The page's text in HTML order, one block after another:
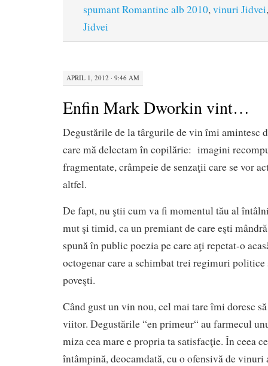
spumant Romantine alb 2010,vinuri Jidvei
Jidvei
APRIL 1, 2012 · 9:46 AM
Enfin Mark Dworkin vint…
Degustările de la târgurile de vin îmi amintesc
care mă delectam în copilărie: imagini
fragmentate, crâmpeie de senzaţii care se vor
altfel.
De fapt, nu ştii cum va fi momentul tău al
mut şi timid, ca un premiant de care eşti
spună în public poezia pe care aţi repetat-o
octogenar care a schimbat trei regimuri
poveşti.
Când gust un vin nou, cel mai tare îmi doresc
viitor. Degustările “en primeur“ au farmecul
miza cea mare e propria ta satisfacţie. În ceea
întâmpină, deocamdată, cu o ofensivă de vinuri